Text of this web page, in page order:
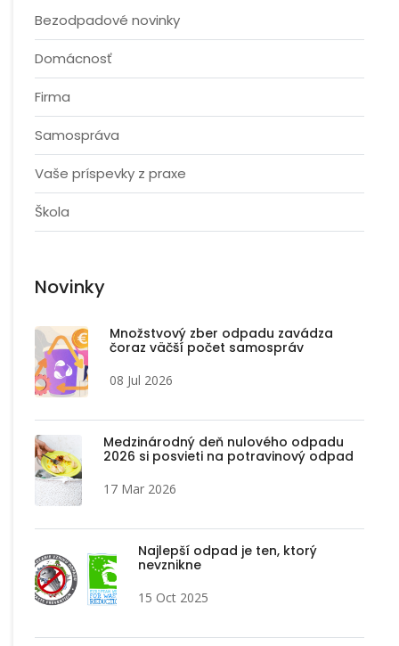
Bezodpadové novinky
Domácnosť
Firma
Samospráva
Vaše príspevky z praxe
Škola
Novinky
Množstvový zber odpadu zavádza
čoraz väčší počet samospráv
08 Jul 2026
Medzinárodný deň nulového odpadu
2026 si posvieti na potravinový odpad
17 Mar 2026
Najlepší odpad je ten, ktorý
nevznikne
15 Oct 2025